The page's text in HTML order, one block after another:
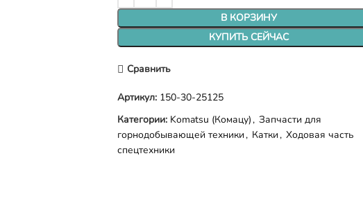
В КОРЗИНУ
КУПИТЬ СЕЙЧАС
Сравнить
Артикул: 150-30-25125
Категории: Komatsu (Комацу) , Запчасти для
горнодобывающей техники , Катки , Ходовая часть
спецтехники